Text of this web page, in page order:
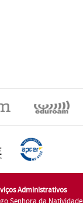
Administrativos